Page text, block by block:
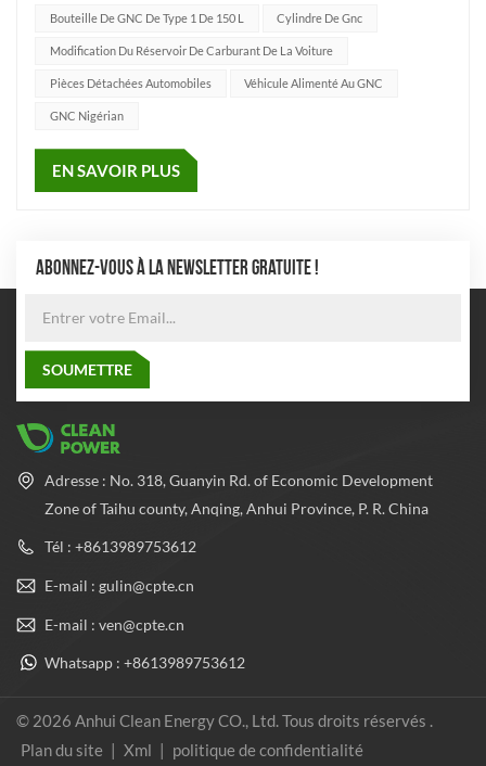
d’une sec...
Bouteille De GNC De Type 1 De 150 L Cylindre De Gnc
Modification Du Réservoir De Carburant De La Voiture
Pièces Détachées Automobiles Véhicule Alimenté Au GNC
GNC Nigérian
EN SAVOIR PLUS
ABONNEZ-VOUS À LA NEWSLETTER GRATUITE !
Adresse : No. 318, Guanyin Rd. of Economic Development
Zone of Taihu county, Anqing, Anhui Province, P. R. China
Tél : +8613989753612
E-mail : gulin@cpte.cn
E-mail : ven@cpte.cn
Whatsapp : +8613989753612
© 2026 Anhui Clean Energy CO., Ltd. Tous droits réservés .
Plan du site | Xml | politique de confidentialité